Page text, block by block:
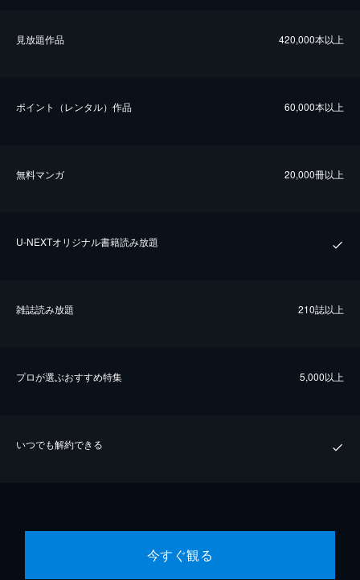
⾒放題作品 420,000本以上
ポイント（レンタル）作品 60,000本以上
無料マンガ 20,000冊以上
U-NEXTオリジナル書籍読み放題
雑誌読み放題 210誌以上
プロが選ぶおすすめ特集 5,000以上
いつでも解約できる
今すぐ観る